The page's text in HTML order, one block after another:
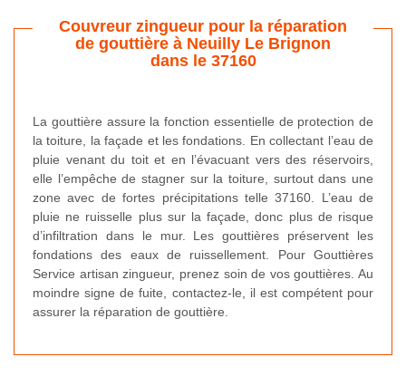
Couvreur zingueur pour la réparation
de gouttière à Neuilly Le Brignon
dans le 37160
La gouttière assure la fonction essentielle de protection de
la toiture, la façade et les fondations. En collectant l’eau de
pluie venant du toit et en l’évacuant vers des réservoirs,
elle l’empêche de stagner sur la toiture, surtout dans une
zone avec de fortes précipitations telle 37160. L’eau de
pluie ne ruisselle plus sur la façade, donc plus de risque
d’infiltration dans le mur. Les gouttières préservent les
fondations des eaux de ruissellement. Pour Gouttières
Service artisan zingueur, prenez soin de vos gouttières. Au
moindre signe de fuite, contactez-le, il est compétent pour
assurer la réparation de gouttière.